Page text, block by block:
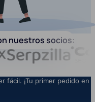
nuestros socios:
fácil. ¡Tu primer pedido en